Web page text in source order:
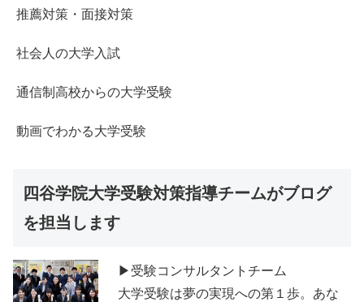
推薦対策・面接対策
社会人の大学入試
通信制高校からの大学受験
動画でわかる大学受験
四谷学院大学受験対策指導チームがブログ
を担当します
▶受験コンサルタントチーム
大学受験は夢の実現への第１歩。あな